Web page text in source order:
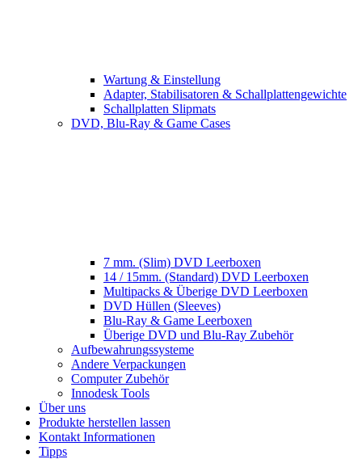
Wartung & Einstellung
Adapter, Stabilisatoren & Schallplattengewichte
Schallplatten Slipmats
DVD, Blu-Ray & Game Cases
7 mm. (Slim) DVD Leerboxen
14 / 15mm. (Standard) DVD Leerboxen
Multipacks & Überige DVD Leerboxen
DVD Hüllen (Sleeves)
Blu-Ray & Game Leerboxen
Überige DVD und Blu-Ray Zubehör
Aufbewahrungssysteme
Andere Verpackungen
Computer Zubehör
Innodesk Tools
Über uns
Produkte herstellen lassen
Kontakt Informationen
Tipps